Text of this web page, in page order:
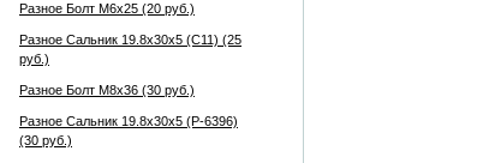
Разное Болт M6x25 (20 руб.)
Разное Сальник 19.8x30x5 (C11) (25
руб.)
Разное Болт M8x36 (30 руб.)
Разное Сальник 19.8x30x5 (P-6396)
(30 руб.)